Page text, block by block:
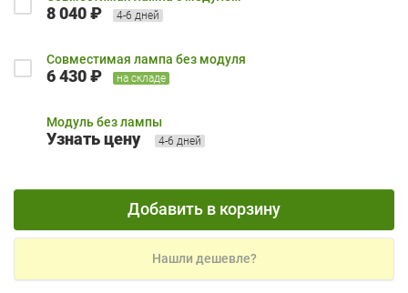
8 040 ₽ 4-6 дней
Совместимая лампа без модуля
6 430 ₽ на складе
Модуль без лампы
Узнать цену 4-6 дней
Добавить в корзину
Нашли дешевле?